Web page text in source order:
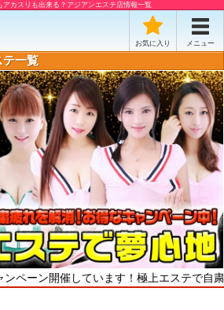
アカスリも出来る？アジアンエステ店情報一覧
お気に入り メニュー
テ一覧
催しています！極上エステで自粛疲れを